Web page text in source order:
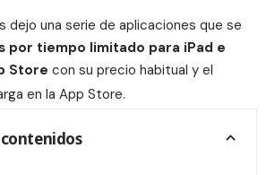
dejo una serie de aplicaciones que se
por tiempo limitado para iPad e
Store con su precio habitual y el
en la App Store.